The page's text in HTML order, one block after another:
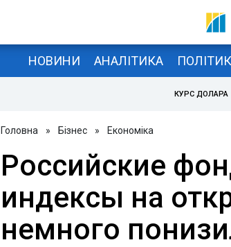
НОВИНИ АНАЛІТИКА
КУРС ДОЛАРА
Головна » Бізнес » Економіка
Российские
индексы на
немного